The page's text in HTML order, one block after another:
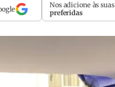
Nos adicione às suas
preferidas